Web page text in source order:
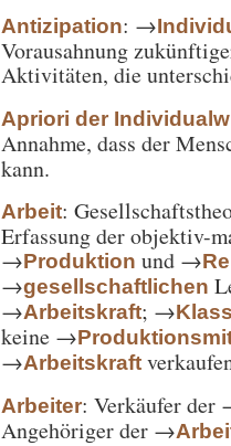
Antizipation: →
Vorausahnung
Aktivitäten, die
Apriori der
Annahme, dass der
kann.
Arbeit:
Erfassung der objektiv-
→Produktion und →
→gesellschaftlichen
→Arbeitskraft; →
keine →
→Arbeitskraft
Arbeiter: Verkäufer der
Angehöriger der →